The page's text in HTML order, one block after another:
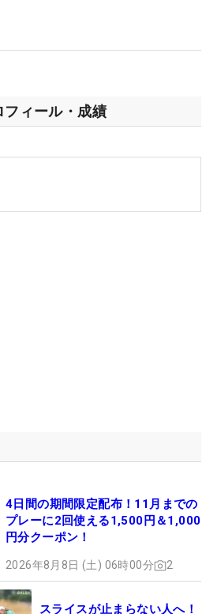
ツアーチャンピオンシッ
うことになる。こちらは唯一
年シードが付いてくる。「そ
しいですよ」。長期シードを
フィール・成績
4日間の期間限定配布！11月までの
プレーに2回使える1,500円＆1,000
円分クーポン！
2026年8月8日 (土) 06時00分 2
スライスが止まらない人へ！